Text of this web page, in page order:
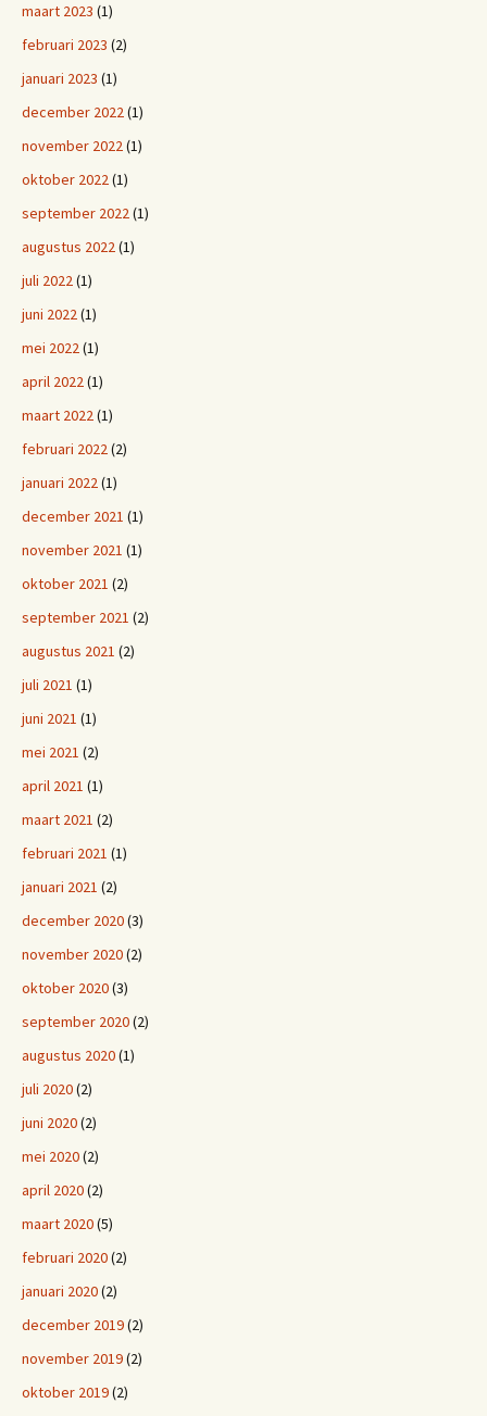
maart 2023 (1)
februari 2023 (2)
januari 2023 (1)
december 2022(1)
november 2022(1)
oktober 2022(1)
september 2022(1)
augustus 2022(1)
juli 2022(1)
juni 2022(1)
mei 2022(1)
april 2022(1)
maart 2022(1)
februari 2022(2)
januari 2022(1)
december 2021 (1)
november 2021 (1)
oktober 2021 (2)
september 2021 (2)
augustus 2021 (2)
juli 2021 (1)
juni 2021 (1)
mei 2021 (2)
april 2021 (1)
maart 2021 (2)
februari 2021 (1)
januari 2021 (2)
december 2020(3)
november 2020(2)
oktober 2020(3)
september 2020(2)
augustus 2020(1)
juli 2020(2)
juni 2020(2)
mei 2020(2)
april 2020(2)
maart 2020(5)
februari 2020(2)
januari 2020(2)
december 2019(2)
november 2019(2)
oktober 2019(2)